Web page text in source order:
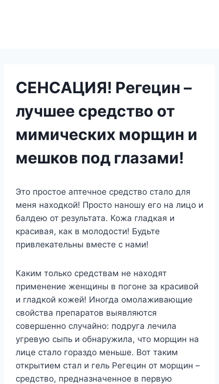
СЕНСАЦИЯ! Регецин –
лучшее средство от
мимических морщин и
мешков под глазами!
Это простое аптечное средство стало для
меня находкой! Просто наношу его на лицо и
балдею от результата. Кожа гладкая и
красивая, как в молодости! Будьте
привлекательны вместе с нами!
Каким только средствам не находят
применение женщины в погоне за красивой
и гладкой кожей! Иногда омолаживающие
свойства препаратов выявляются
совершенно случайно: подруга лечила
угревую сыпь и обнаружила, что морщин на
лице стало гораздо меньше. Вот таким
открытием стал и гель Регецин от морщин –
средство, предназначенное в первую